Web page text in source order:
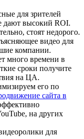
для зрителей
дают высокий ROI.
стоят недорого.
видео для
компании.
много времени в
сроки получите
на ЦА.
его по
сайта в
на других
для